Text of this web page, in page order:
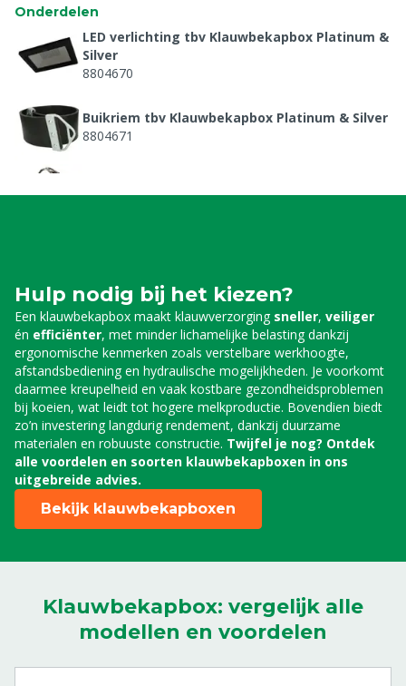
Onderdelen
LED verlichting tbv Klauwbekapbox Platinum &
Silver
8804670
Buikriem tbv Klauwbekapbox Platinum & Silver
8804671
8804673
Gasveer achterklep tbv Klauwbekapbox
Platinum & Silver
8804674
Klephaak
8804675
Voorpoothaak tbv Klauwbekapbox Platinum &
Silver, p/2
8804676
Touw achterpoot 10 mm, 10 m
8804679
Platinum & Silver
Hulp nodig bij het kiezen?
Een klauwbekapbox maakt klauwverzorging sneller, veiliger
én efficiënter, met minder lichamelijke belasting dankzij
ergonomische kenmerken zoals verstelbare werkhoogte,
afstandsbediening en hydraulische mogelijkheden. Je voorkomt
daarmee kreupelheid en vaak kostbare gezondheidsproblemen
bij koeien, wat leidt tot hogere melkproductie. Bovendien biedt
zo’n investering langdurig rendement, dankzij duurzame
materialen en robuuste constructie. Twijfel je nog? Ontdek
alle voordelen en soorten klauwbekapboxen in ons
uitgebreide advies.
Bekijk klauwbekapboxen
Klauwbekapbox: vergelijk alle
modellen en voordelen